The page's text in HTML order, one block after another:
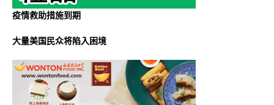
疫情救助措施到期
大量美国民众将陷入困境